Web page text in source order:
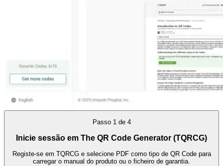
Passo 1 de 4
Inicie sessão em The QR Code Generator (TQRCG)
Registe-se em TQRCG e selecione PDF como tipo de QR Code para
carregar o manual do produto ou o ficheiro de garantia.